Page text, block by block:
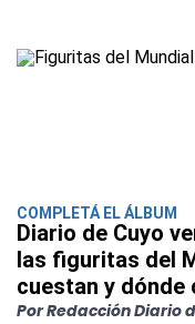
COMPLETÁ EL ÁLBUM
Diario de Cuyo
las figuritas del
cuestan y dónde
Por Redacción Diario